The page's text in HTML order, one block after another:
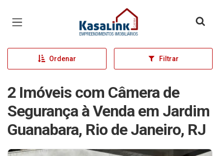
Página inicial
Ordenar Filtrar
2 Imóveis com Câmera de
Segurança à Venda em Jardim
Guanabara, Rio de Janeiro, RJ